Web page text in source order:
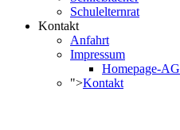
Schulelternrat
Kontakt
Anfahrt
Impressum
Homepage-AG
">Kontakt